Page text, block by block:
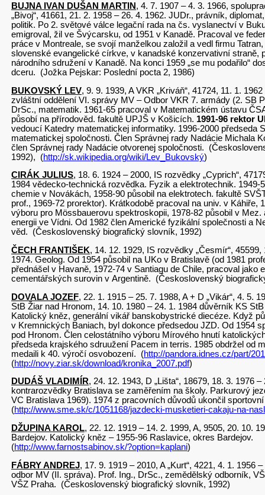
BUJNA IVAN DUŠAN MARTIN , 4. 7. 1907 – 4. 3. 1966,
„Bivoj“, 41661, 21. 2. 1958 – 26. 4. 1962. JUDr., právník,
politik. Po 2. světové válce legační rada na čs. vyslanectví v
emigroval, žil ve Švýcarsku, od 1951 v Kanadě. Pracoval ve
práce v Montreale, se svojí manželkou založil a vedl firmu
slovenské evangelické církve, v kanadské konzervativní straně,
národního sdružení v Kanadě. Na konci 1959 „se mu podařilo“
dceru. (Jožka Pejskar: Poslední pocta 2, 1986)
BUKOVSKÝ LEV, 9. 9. 1939, A VKR „Kriváň“, 41724, 11. 1.
zvláštní oddělení VI. správy MV – Odbor VKR 7. armády (2. SB
DrSc., matematik. 1961-65 pracoval v Matematickém ústavu
působí na přírodověd. fakultě UPJŠ v Košicích. 1991-96 rektor
vedoucí Katedry matematickej informatiky. 1996-2000 předseda
matematickej spoločnosti. Člen Správnej rady Nadácie Michala
člen Správnej rady Nadácie otvorenej spoločnosti.
1992), (http://sk.wikipedia.org/wiki/Lev_Bukovský)
CIRÁK JULIUS, 18. 6. 1924 – 2000, IS rozvědky „Cyprich“,
1984 vědecko-technická rozvědka. Fyzik a elektrotechnik. 1949-
chemie v Novákách, 1958-90 působil na elektrotech. fakultě
prof., 1969-72 prorektor). Krátkodobě pracoval na univ. v Káhiře,
výboru pro Mössbauerovu spektroskopii, 1978-82 působil v Mez.
energii ve Vídni. Od 1982 člen Americké fyzikální společnosti a
věd. (Československý biografický slovník, 1992)
ČECH FRANTIŠEK, 14. 12. 1929, IS rozvědky „Česmír“, 45599,
1974. Geolog. Od 1954 působil na UKo v Bratislavě (od 1981
přednášel v Havaně, 1972-74 v Santiagu de Chile, pracoval jako
cementářských surovin v Argentině. (Československý
DOVALA JOZEF, 22. 1. 1915 – 25. 7. 1988, A + D „Vikár“, 4. 5.
StB Žiar nad Hronom, 14. 10. 1980 – 24. 1. 1984 důvěrník KS
Katolický kněz, generální vikář banskobystrické diecéze. Když
v Kremnických Baniach, byl dokonce předsedou JZD. Od 1954
pod Hronom. Člen celostátního výboru Mírového hnutí
předseda krajského sdruužení Pacem in terris. 1985 obdržel od
medaili k 40. výročí osvobození. (http://pandora.idnes.cz/part/
(http://novy.ziar.sk/download/kronika_2007.pdf)
DUDÁŠ VLADIMÍR, 24. 12. 1943, D „Lišta“, 18679, 18. 3. 1976
kontrarozvědky Bratislava se zaměřením na školy. Parkurový
VC Bratislava 1969). 1974 z pracovních důvodů ukončil
(http://www.sme.sk/c/1051168/jazdecki-musketieri-cakaju-na-
DŽUPINA KAROL, 22. 12. 1919 – 14. 2. 1999, A, 9505, 20. 10.
Bardejov. Katolický kněz – 1955-96 Raslavice, okres Bardejov.
(http://www.farnostsabinov.sk/?option=kaplani)
FÁBRY ANDREJ, 17. 9. 1919 – 2010, A „Kurt“, 4221, 4. 1. 1956
odbor MV (II. správa). Prof. Ing., DrSc., zemědělský odborník,
VŠZ Praha. (Československý biografický slovník, 1992)